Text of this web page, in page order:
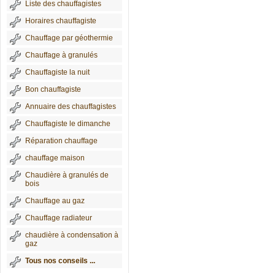
Liste des chauffagistes
Horaires chauffagiste
Chauffage par géothermie
Chauffage à granulés
Chauffagiste la nuit
Bon chauffagiste
Annuaire des chauffagistes
Chauffagiste le dimanche
Réparation chauffage
chauffage maison
Chaudière à granulés de
bois
Chauffage au gaz
Chauffage radiateur
chaudière à condensation à
gaz
Tous nos conseils ...